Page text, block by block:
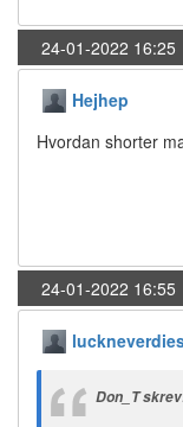
24-01-2022 16:25
Hejhep
Hvordan shorter
24-01-2022 16:55
Don_T